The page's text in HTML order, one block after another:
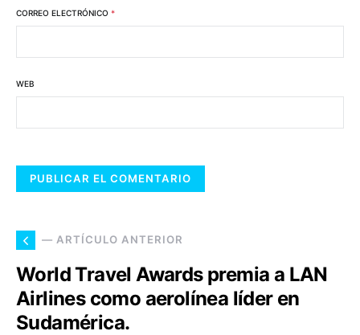
CORREO ELECTRÓNICO *
WEB
— ARTÍCULO ANTERIOR
World Travel Awards premia a LAN
Airlines como aerolínea líder en
Sudamérica.